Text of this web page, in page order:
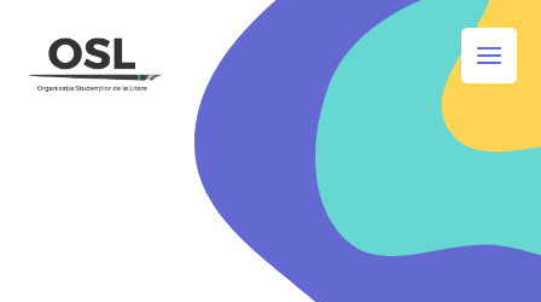
content